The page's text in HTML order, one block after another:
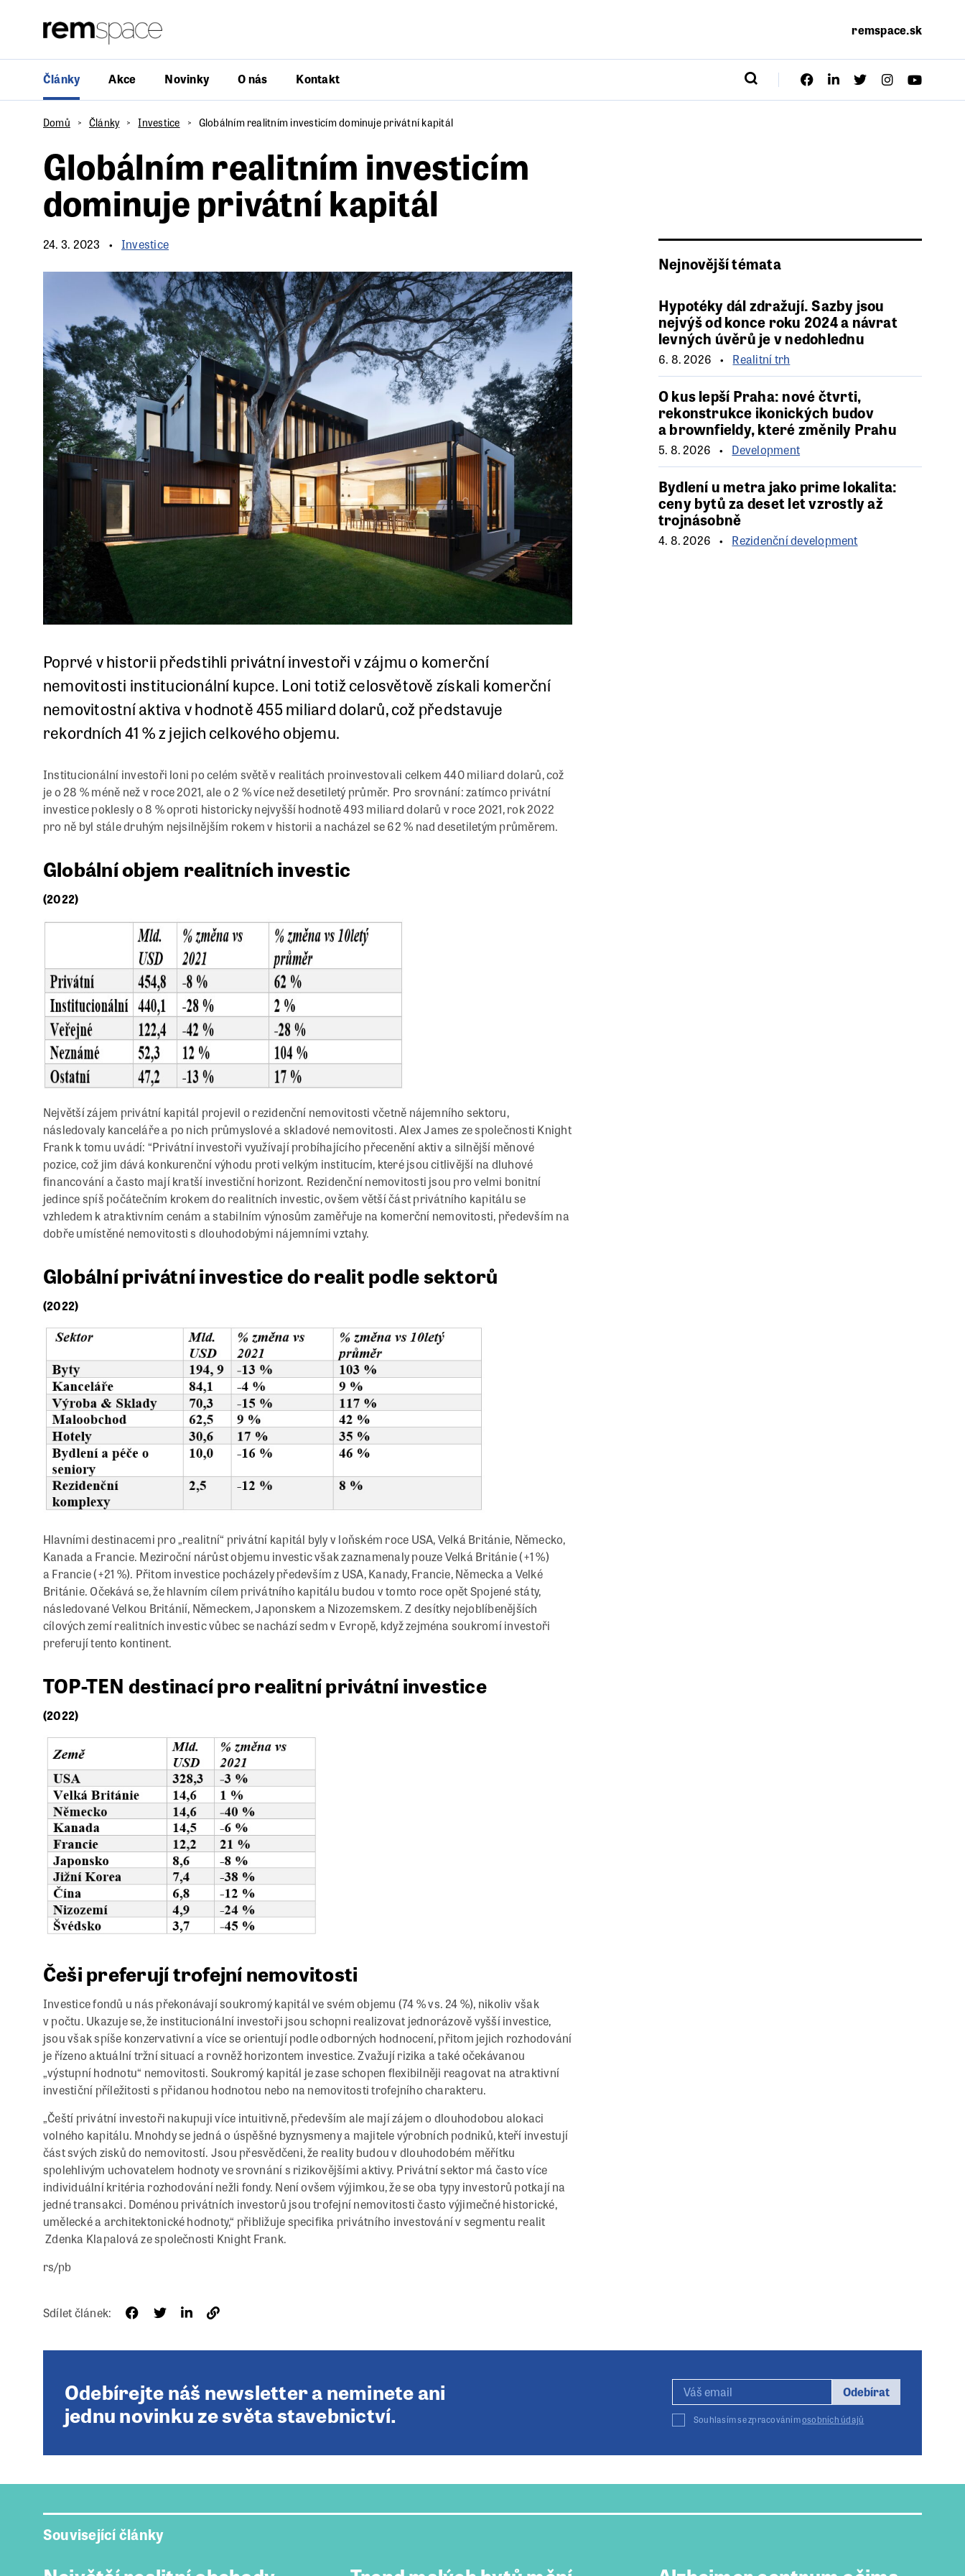
remspace.sk
Články Akce Novinky O nás Kontakt
Domů Články Investice Globálním realitním investicím dominuje privátní kapitál
Globálním realitním investicím
dominuje privátní kapitál
24. 3. 2023 Investice
Poprvé v historii předstihli privátní investoři v zájmu o komerční
nemovitosti institucionální kupce. Loni totiž celosvětově získali komerční
nemovitostní aktiva v hodnotě 455 miliard dolarů, což představuje
rekordních 41 % z jejich celkového objemu.
Institucionální investoři loni po celém světě v realitách proinvestovali celkem 440 miliard dolarů, což
je o 28 % méně než v roce 2021, ale o 2 % více než desetiletý průměr. Pro srovnání: zatímco privátní
investice poklesly o 8 % oproti historicky nejvyšší hodnotě 493 miliard dolarů v roce 2021, rok 2022
pro ně byl stále druhým nejsilnějším rokem v historii a nacházel se 62 % nad desetiletým průměrem.
Globální objem realitních investic
(2022)
Největší zájem privátní kapitál projevil o rezidenční nemovitosti včetně nájemního sektoru,
následovaly kanceláře a po nich průmyslové a skladové nemovitosti. Alex James ze společnosti Knight
Frank k tomu uvádí: “Privátní investoři využívají probíhajícího přecenění aktiv a silnější měnové
pozice, což jim dává konkurenční výhodu proti velkým institucím, které jsou citlivější na dluhové
financování a často mají kratší investiční horizont. Rezidenční nemovitosti jsou pro velmi bonitní
jedince spíš počátečním krokem do realitních investic, ovšem větší část privátního kapitálu se
vzhledem k atraktivním cenám a stabilním výnosům zaměřuje na komerční nemovitosti, především na
dobře umístěné nemovitosti s dlouhodobými nájemními vztahy.
Globální privátní investice do realit podle sektorů
(2022)
Hlavními destinacemi pro „realitní“ privátní kapitál byly v loňském roce USA, Velká Británie, Německo,
Kanada a Francie. Meziroční nárůst objemu investic však zaznamenaly pouze Velká Británie (+1 %)
a Francie (+21 %). Přitom investice pocházely především z USA, Kanady, Francie, Německa a Velké
Británie. Očekává se, že hlavním cílem privátního kapitálu budou v tomto roce opět Spojené státy,
následované Velkou Británií, Německem, Japonskem a Nizozemskem. Z desítky nejoblíbenějších
cílových zemí realitních investic vůbec se nachází sedm v Evropě, když zejména soukromí investoři
preferují tento kontinent.
TOP-TEN destinací pro realitní privátní investice
(2022)
Češi preferují trofejní nemovitosti
Investice fondů u nás překonávají soukromý kapitál ve svém objemu (74 % vs. 24 %), nikoliv však
v počtu. Ukazuje se, že institucionální investoři jsou schopni realizovat jednorázově vyšší investice,
jsou však spíše konzervativní a více se orientují podle odborných hodnocení, přitom jejich rozhodování
je řízeno aktuální tržní situací a rovněž horizontem investice. Zvažují rizika a také očekávanou
„výstupní hodnotu“ nemovitosti. Soukromý kapitál je zase schopen flexibilněji reagovat na atraktivní
investiční příležitosti s přidanou hodnotou nebo na nemovitosti trofejního charakteru.
„Čeští privátní investoři nakupuji více intuitivně, především ale mají zájem o dlouhodobou alokaci
volného kapitálu. Mnohdy se jedná o úspěšné byznysmeny a majitele výrobních podniků, kteří investují
část svých zisků do nemovitostí. Jsou přesvědčeni, že reality budou v dlouhodobém měřítku
spolehlivým uchovatelem hodnoty ve srovnání s rizikovějšími aktivy. Privátní sektor má často více
individuální kritéria rozhodování nežli fondy. Není ovšem výjimkou, že se oba typy investorů potkají na
jedné transakci. Doménou privátních investorů jsou trofejní nemovitosti často výjimečné historické,
umělecké a architektonické hodnoty,“ přibližuje specifika privátního investování v segmentu realit
Zdenka Klapalová ze společnosti Knight Frank.
rs/pb
Sdílet článek:
Nejnovější témata
Hypotéky dál zdražují. Sazby jsou
nejvýš od konce roku 2024 a návrat
levných úvěrů je v nedohlednu
6. 8. 2026 Realitní trh
O kus lepší Praha: nové čtvrti,
rekonstrukce ikonických budov
a brownfieldy, které změnily Prahu
5. 8. 2026 Development
Bydlení u metra jako prime lokalita:
ceny bytů za deset let vzrostly až
trojnásobně
4. 8. 2026 Rezidenční development
Odebírejte náš newsletter a neminete ani
jednu novinku ze světa stavebnictví.
Odebírat
Souhlasím se zpracovánímosobních údajů
Související články